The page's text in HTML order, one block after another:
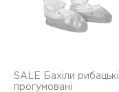
SALE Бахіли рибацькі
прогумовані